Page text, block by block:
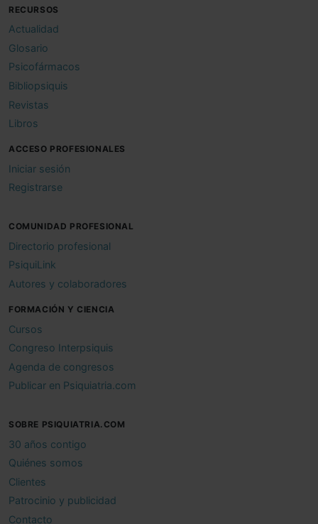
RECURSOS
Actualidad
Glosario
Psicofármacos
Bibliopsiquis
Revistas
Libros
ACCESO PROFESIONALES
Iniciar sesión
Registrarse
COMUNIDAD PROFESIONAL
Directorio profesional
PsiquiLink
Autores y colaboradores
FORMACIÓN Y CIENCIA
Cursos
Congreso Interpsiquis
Agenda de congresos
Publicar en Psiquiatria.com
SOBRE PSIQUIATRIA.COM
30 años contigo
Quiénes somos
Clientes
Patrocinio y publicidad
Contacto